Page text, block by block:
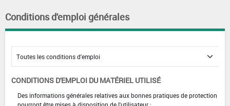
Conditions d'emploi générales
CONDITIONS D'EMPLOI DU MATÉRIEL UTILISÉ
Des informations générales relatives aux bonnes pratiques de protection